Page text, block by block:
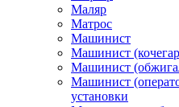
Маляр
Матрос
Машинист
Машинист
Машинист
Машинист
установки